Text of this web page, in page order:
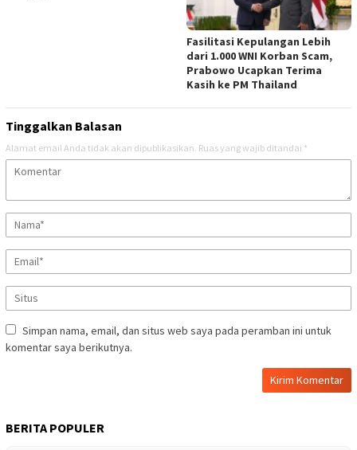
Fasilitasi Kepulangan Lebih
dari 1.000 WNI Korban Scam,
Prabowo Ucapkan Terima
Kasih ke PM Thailand
Tinggalkan Balasan
Alamat email Anda tidak akan dipublikasikan. Ruas yang wajib ditandai *
Simpan nama, email, dan situs web saya pada peramban ini untuk
komentar saya berikutnya.
BERITA POPULER